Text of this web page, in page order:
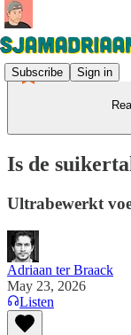
Subscribe Sign in
Is de
Ultrabewerkt
Adriaan ter Braack
May 23, 2026
Listen